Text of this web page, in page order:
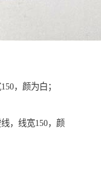
，颜为白；
，线宽150，颜